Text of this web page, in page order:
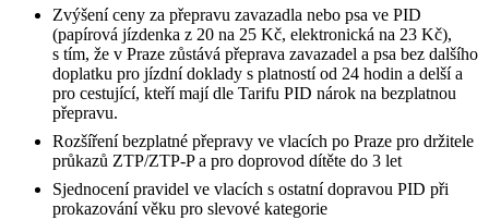
Zvýšení ceny za přepravu zavazadla nebo psa ve PID
(papírová jízdenka z 20 na 25 Kč, elektronická na 23 Kč),
s tím, že v Praze zůstává přeprava zavazadel a psa bez dalšího
doplatku pro jízdní doklady s platností od 24 hodin a delší a
pro cestující, kteří mají dle Tarifu PID nárok na bezplatnou
přepravu.
Rozšíření bezplatné přepravy ve vlacích po Praze pro držitele
průkazů ZTP/ZTP-P a pro doprovod dítěte do 3 let
Sjednocení pravidel ve vlacích s ostatní dopravou PID při
prokazování věku pro slevové kategorie